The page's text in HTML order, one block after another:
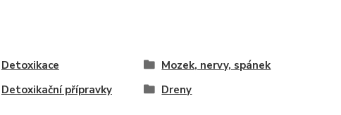
Detoxikace
Mozek, nervy, spánek
Detoxikační přípravky Dreny